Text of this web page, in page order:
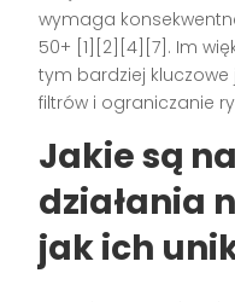
wymaga
50+ [1][2][4][7]. Im
tym bardziej
filtrów i ograniczanie
Jakie są
działania
jak ich